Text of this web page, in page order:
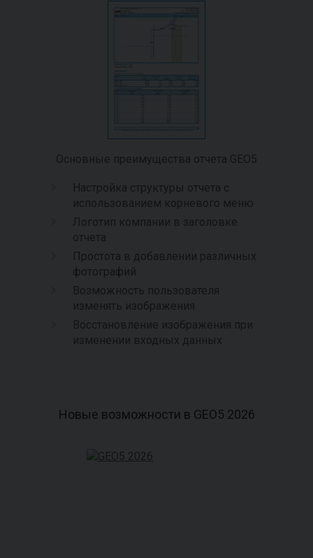
Основные преимущества отчета GEO5
Настройка структуры отчета с
использованием корневого меню
Логотип компании в заголовке
отчета
Простота в добавлении различных
фотографий
Возможность пользователя
изменять изображения
Восстановление изображения при
изменении входных данных
Новые возможности в GEO5 2026